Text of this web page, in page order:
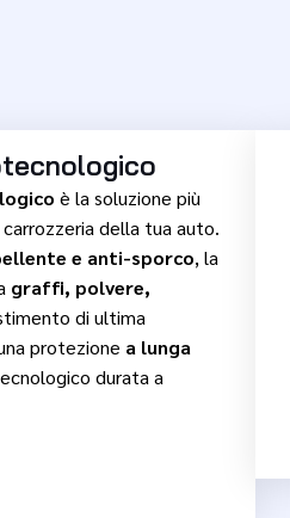
è la soluzione più
della tua auto.
e anti-sporco, la
graffi, polvere,
di ultima
protezione a lunga
durata a